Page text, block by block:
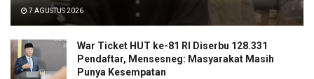
7 AGUSTUS 2026
War Ticket HUT ke-81 RI Diserbu 128.331
Pendaftar, Mensesneg: Masyarakat Masih
Punya Kesempatan